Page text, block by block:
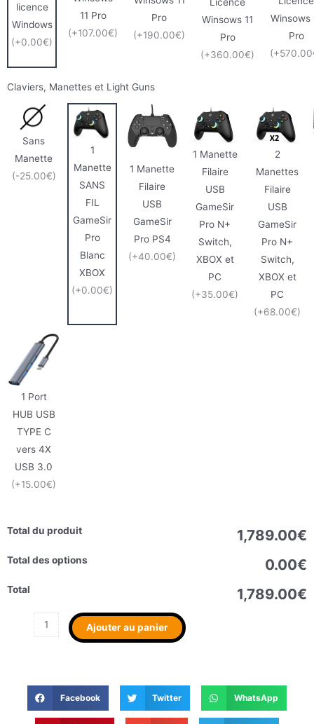
licence
Windows
(+0.00€)
11 Pro
(+107.00€)
Pro
(+190.00€)
Winsows 11
Pro
(+360.00€)
Winsows
Pro
Claviers, Manettes et Light Guns
Sans
Manette
(-25.00€)
1
Manette
SANS
FIL
GameSir
Pro
Blanc
XBOX
(+0.00€)
1 Manette
Filaire
USB
GameSir
Pro PS4
(+40.00€)
1 Manette
Filaire
USB
GameSir
Pro N+
Switch,
XBOX et
PC
(+35.00€)
2
Manettes
Filaire
USB
GameSir
Pro N+
Switch,
XBOX et
PC
(+68.00€)
1 Port
HUB USB
TYPE C
vers 4X
USB 3.0
(+15.00€)
Total du produit 1,789.00€
Total des options 0.00€
Total 1,789.00€
Ajouter au panier
Facebook Twitter WhatsApp